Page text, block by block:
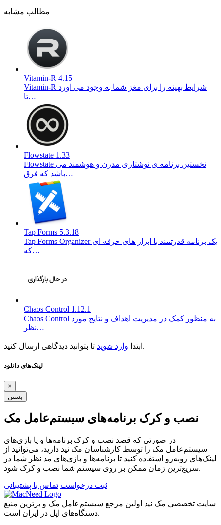
مطالب مشابه
Vitamin-R 4.15
Vitamin-R شرایط بهینه را برای مغز شما به وجود می اورد
تا…
Flowstate 1.33
Flowstate نخستین برنامه ی نوشتاری مدرن و هوشمند می
باشد که فرق…
Tap Forms 5.3.18
Tap Forms Organizer یک برنامه قدرتمند با ابزار های حرفه ای
که…
Chaos Control 1.12.1
Chaos Control به منظور کمک در مدیریت اهداف و نتایج مورد
نظر…
ابتدا وارد شوید تا بتوانید دیدگاهی ارسال کنید.
لینک‌های دانلود
×
بستن
نصب و کرک برنامه‌های سیستم‌عامل مک
در صورتی که قصد نصب و کرک برنامه‌ها و یا بازی‌های
سیستم‌عامل مک را توسط کارشناسان مک نید دارید، می‌توانید از
لینک‌های رو‌به‌رو استفاده کنید تا برنامه‌ها و بازی‌های مد نظر شما در
سریع‌ترین زمان ممکن بر روی سیستم شما نصب و کرک شود.
ثبت درخواست تماس با پشتیبانی
سایت تخصصی مک نید اولین مرجع سیستم‌عامل مک و برترین منبع
دستگاه‌های اپل در ایران است.